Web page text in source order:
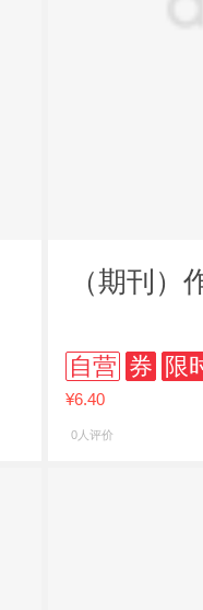
（期刊
自营 券 限
¥6.40
0人评价